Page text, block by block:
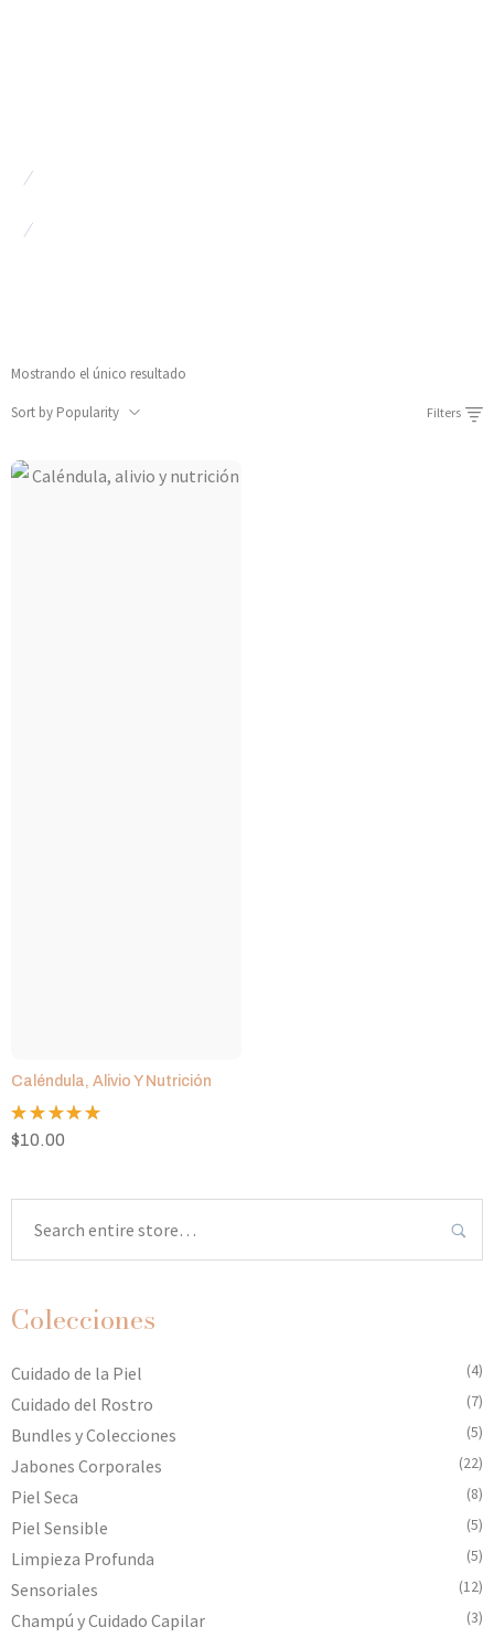
/
/
Colecciones
Cuidado de la Piel (4)
Cuidado del Rostro (7)
Bundles y Colecciones (5)
Jabones Corporales (22)
Piel Seca (8)
Piel Sensible (5)
Limpieza Profunda (5)
Sensoriales (12)
Champú y Cuidado Capilar (3)
Mostrando el único resultado
Sort by Popularity Filters
Caléndula, Alivio Y Nutrición
Valorado
con
$10.00